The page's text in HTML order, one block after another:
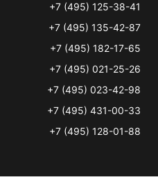
+7 (495) 125-38-41
+7 (495) 135-42-87
+7 (495) 182-17-65
+7 (495) 021-25-26
+7 (495) 023-42-98
+7 (495) 431-00-33
+7 (495) 128-01-88